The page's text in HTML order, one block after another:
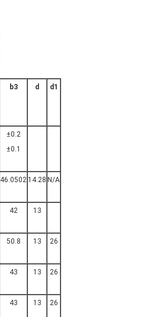
b3 d d1
±0.2
±0.1
46.0502 14.28 N/A
42 13
50.8 13 26
43 13 26
43 13 26